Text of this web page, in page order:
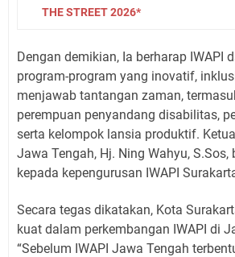
THE STREET 2026*
Dengan demikian, Ia berharap IWAPI
program-program yang inovatif,
menjawab tantangan zaman,
perempuan penyandang disabilitas,
serta kelompok lansia produktif.
Jawa Tengah, Hj. Ning Wahyu, S.Sos,
kepada kepengurusan IWAPI
Secara tegas dikatakan, Kota
kuat dalam perkembangan IWAPI di
“Sebelum IWAPI Jawa Tengah